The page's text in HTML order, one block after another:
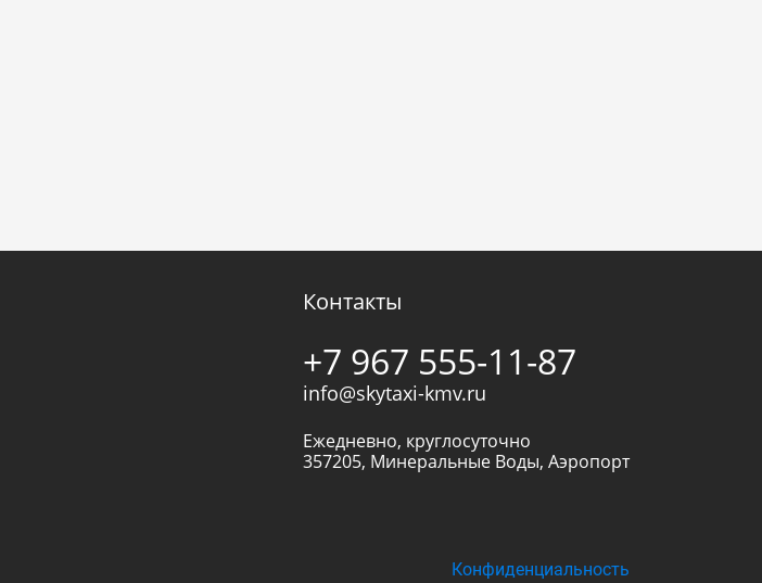
Контакты
+7 967 555-11-87
info@skytaxi-kmv.ru
Ежедневно, круглосуточно
357205, Минеральные Воды, Аэропорт
Конфиденциальность